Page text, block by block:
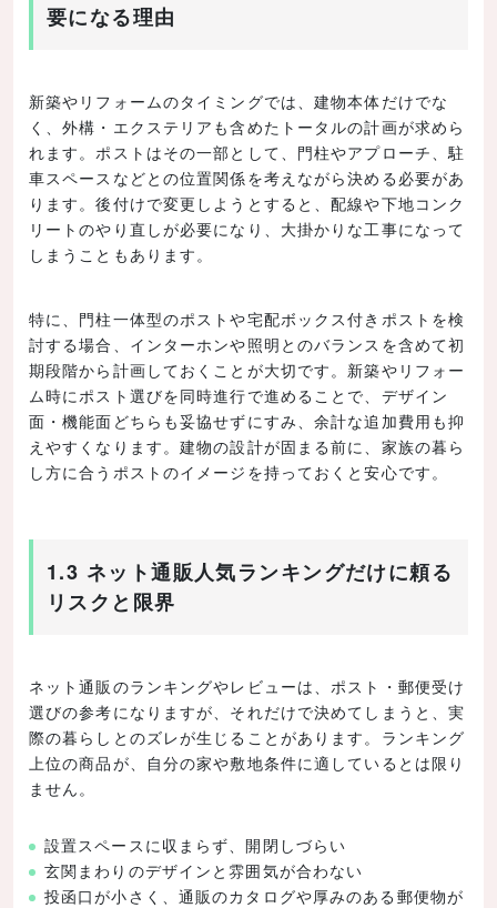
要になる理由
新築やリフォームのタイミングでは、建物本体だけでな
く、外構・エクステリアも含めたトータルの計画が求めら
れます。ポストはその一部として、門柱やアプローチ、駐
車スペースなどとの位置関係を考えながら決める必要があ
ります。後付けで変更しようとすると、配線や下地コンク
リートのやり直しが必要になり、大掛かりな工事になって
しまうこともあります。
特に、門柱一体型のポストや宅配ボックス付きポストを検
討する場合、インターホンや照明とのバランスを含めて初
期段階から計画しておくことが大切です。新築やリフォー
ム時にポスト選びを同時進行で進めることで、デザイン
面・機能面どちらも妥協せずにすみ、余計な追加費用も抑
えやすくなります。建物の設計が固まる前に、家族の暮ら
し方に合うポストのイメージを持っておくと安心です。
1.3 ネット通販人気ランキングだけに頼る
リスクと限界
ネット通販のランキングやレビューは、ポスト・郵便受け
選びの参考になりますが、それだけで決めてしまうと、実
際の暮らしとのズレが生じることがあります。ランキング
上位の商品が、自分の家や敷地条件に適しているとは限り
ません。
設置スペースに収まらず、開閉しづらい
玄関まわりのデザインと雰囲気が合わない
投函口が小さく、通販のカタログや厚みのある郵便物が